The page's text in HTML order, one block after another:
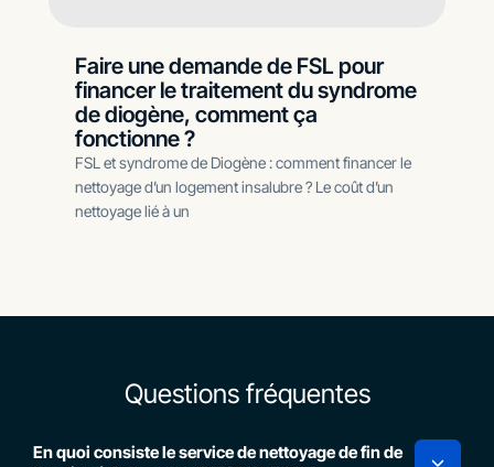
Faire une demande de FSL pour
financer le traitement du syndrome
de diogène, comment ça
fonctionne ?
FSL et syndrome de Diogène : comment financer le
nettoyage d’un logement insalubre ? Le coût d’un
nettoyage lié à un
Questions fréquentes
En quoi consiste le service de nettoyage de fin de